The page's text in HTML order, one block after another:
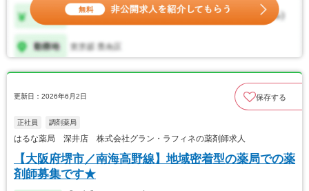
更新日：2026年6月2日 保存する
正社員 調剤薬局
はるな薬局 深井店 株式会社グラン・ラフィネの薬剤師求人
【大阪府堺市／南海高野線】地域密着型の薬局での薬
剤師募集です★